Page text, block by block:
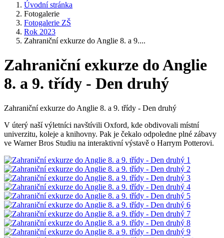
Úvodní stránka
Fotogalerie
Fotogalerie ZŠ
Rok 2023
Zahraniční exkurze do Anglie 8. a 9....
Zahraniční exkurze do Anglie
8. a 9. třídy - Den druhý
Zahraniční exkurze do Anglie 8. a 9. třídy - Den druhý
V úterý naší výletníci navštívili Oxford, kde obdivovali místní
univerzitu, koleje a knihovny. Pak je čekalo odpoledne plné zábavy
ve Warner Bros Studiu na interaktivní výstavě o Harrym Potterovi.